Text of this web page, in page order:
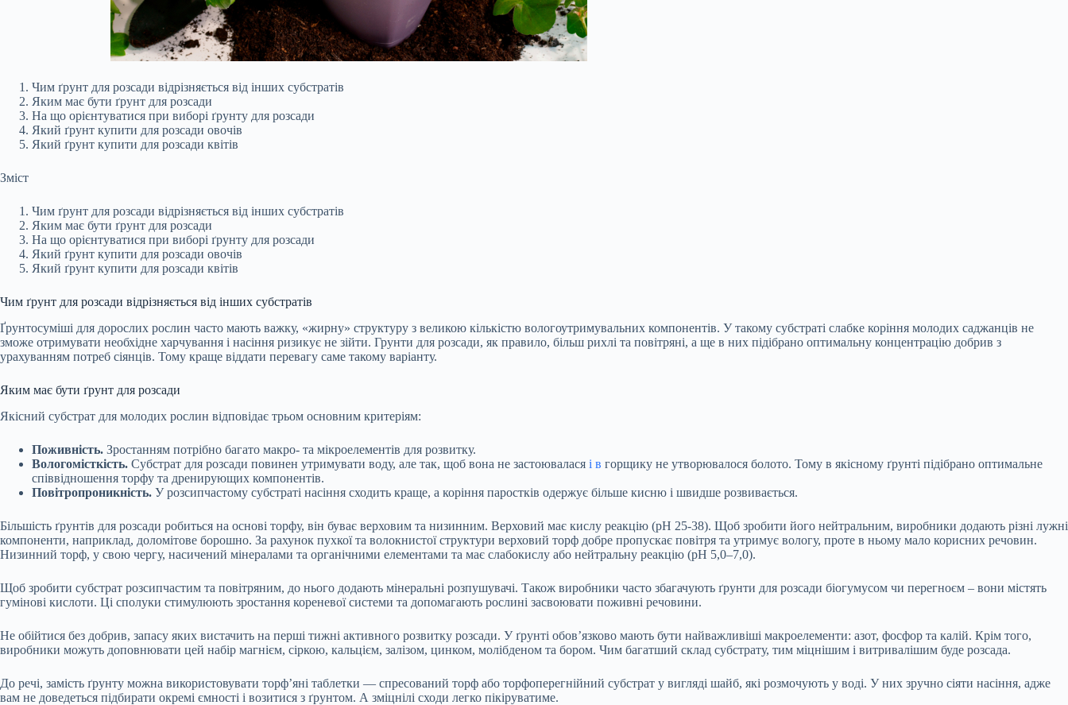
Чим ґрунт для розсади відрізняється від інших субстратів
Яким має бути ґрунт для розсади
На що орієнтуватися при виборі ґрунту для розсади
Який ґрунт купити для розсади овочів
Який ґрунт купити для розсади квітів
Зміст
Чим ґрунт для розсади відрізняється від інших субстратів
Яким має бути ґрунт для розсади
На що орієнтуватися при виборі ґрунту для розсади
Який ґрунт купити для розсади овочів
Який ґрунт купити для розсади квітів
Чим ґрунт для розсади відрізняється від інших субстратів
Ґрунтосуміші для дорослих рослин часто мають важку, «жирну» структуру з великою кількістю вологоутримувальних компонентів. У такому субстраті слабке коріння молодих саджанців не
зможе отримувати необхідне харчування і насіння ризикує не зійти. Грунти для розсади, як правило, більш рихлі та повітряні, а ще в них підібрано оптимальну концентрацію добрив з
урахуванням потреб сіянців. Тому краще віддати перевагу саме такому варіанту.
Яким має бути ґрунт для розсади
Якісний субстрат для молодих рослин відповідає трьом основним критеріям:
Поживність. Зростанням потрібно багато макро- та мікроелементів для розвитку.
Вологомісткість. Субстрат для розсади повинен утримувати воду, але так, щоб вона не застоювалася і в горщику не утворювалося болото. Тому в якісному ґрунті підібрано оптимальне
співвідношення торфу та дренирующих компонентів.
Повітропроникність. У розсипчастому субстраті насіння сходить краще, а коріння паростків одержує більше кисню і швидше розвивається.
Більшість ґрунтів для розсади робиться на основі торфу, він буває верховим та низинним. Верховий має кислу реакцію (рН 25-38). Щоб зробити його нейтральним, виробники додають різні лужні
компоненти, наприклад, доломітове борошно. За рахунок пухкої та волокнистої структури верховий торф добре пропускає повітря та утримує вологу, проте в ньому мало корисних речовин.
Низинний торф, у свою чергу, насичений мінералами та органічними елементами та має слабокислу або нейтральну реакцію (pH 5,0–7,0).
Щоб зробити субстрат розсипчастим та повітряним, до нього додають мінеральні розпушувачі. Також виробники часто збагачують ґрунти для розсади біогумусом чи перегноєм – вони містять
гумінові кислоти. Ці сполуки стимулюють зростання кореневої системи та допомагають рослині засвоювати поживні речовини.
Не обійтися без добрив, запасу яких вистачить на перші тижні активного розвитку розсади. У ґрунті обов’язково мають бути найважливіші макроелементи: азот, фосфор та калій. Крім того,
виробники можуть доповнювати цей набір магнієм, сіркою, кальцієм, залізом, цинком, молібденом та бором. Чим багатший склад субстрату, тим міцнішим і витривалішим буде розсада.
До речі, замість ґрунту можна використовувати торф’яні таблетки — спресований торф або торфоперегнійний субстрат у вигляді шайб, які розмочують у воді. У них зручно сіяти насіння, адже
вам не доведеться підбирати окремі ємності і возитися з ґрунтом. А зміцнілі сходи легко пікіруватиме.